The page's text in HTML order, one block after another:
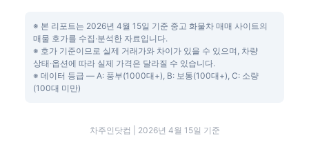
※ 본 리포트는 2026년 4월 15일 기준 중고 화물차 매매 사이트의
매물 호가를 수집·분석한 자료입니다.
※ 호가 기준이므로 실제 거래가와 차이가 있을 수 있으며, 차량
상태·옵션에 따라 실제 가격은 달라질 수 있습니다.
※ 데이터 등급 — A: 풍부(1000대+), B: 보통(100대+), C: 소량
(100대 미만)
차주인닷컴 | 2026년 4월 15일 기준